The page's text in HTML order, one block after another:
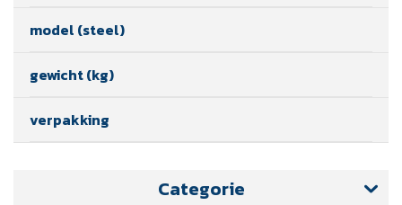
model (steel)
gewicht (kg)
verpakking
Categorie